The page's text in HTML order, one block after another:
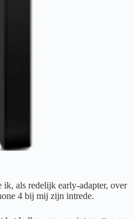
ik, als redelijk early-adapter, over
4 bij mij zijn intrede.